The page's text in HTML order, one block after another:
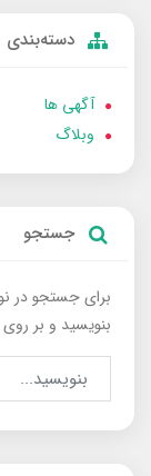
دسته‌بندی
آگهی ها
وبلاگ
جستجو
برای جستجو در
بنویسید و بر